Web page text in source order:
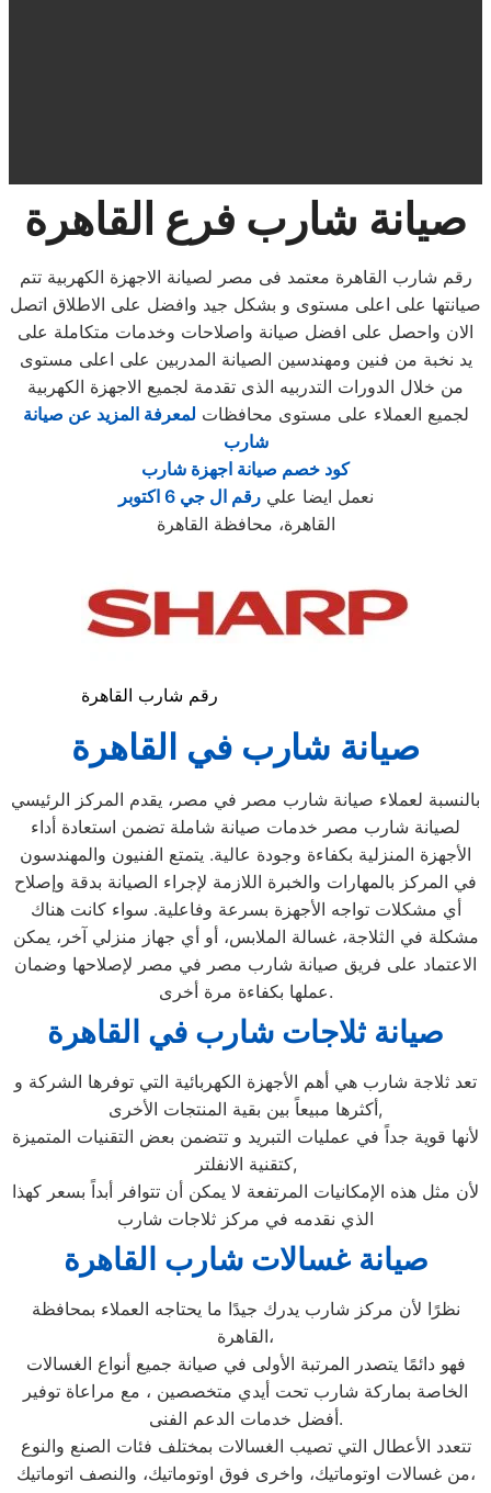
صيانة شارب فرع القاهرة
رقم شارب القاهرة معتمد فى مصر لصيانة الاجهزة الكهربية تتم
صيانتها على اعلى مستوى و بشكل جيد وافضل على الاطلاق اتصل
الان واحصل على افضل صيانة واصلاحات وخدمات متكاملة على
يد نخبة من فنين ومهندسين الصيانة المدربين على اعلى مستوى
من خلال الدورات التدربيه الذى تقدمة لجميع الاجهزة الكهربية
لجميع العملاء على مستوى محافظات لمعرفة المزيد عن صيانة
شارب
كود خصم صيانة اجهزة شارب
نعمل ايضا عليرقم ال جي 6 اكتوبر
القاهرة، محافظة القاهرة
رقم شارب القاهرة
صيانة شارب في القاهرة
بالنسبة لعملاء صيانة شارب مصر في مصر، يقدم المركز الرئيسي
لصيانة شارب مصر خدمات صيانة شاملة تضمن استعادة أداء
الأجهزة المنزلية بكفاءة وجودة عالية. يتمتع الفنيون والمهندسون
في المركز بالمهارات والخبرة اللازمة لإجراء الصيانة بدقة وإصلاح
أي مشكلات تواجه الأجهزة بسرعة وفاعلية. سواء كانت هناك
مشكلة في الثلاجة، غسالة الملابس، أو أي جهاز منزلي آخر، يمكن
الاعتماد على فريق صيانة شارب مصر في مصر لإصلاحها وضمان
عملها بكفاءة مرة أخرى.
صيانة ثلاجات شارب في القاهرة
تعد ثلاجة شارب هي أهم الأجهزة الكهربائية التي توفرها الشركة و
أكثرها مبيعاً بين بقية المنتجات الأخرى,
لأنها قوية جداً في عمليات التبريد و تتضمن بعض التقنيات المتميزة
كتقنية الانفلتر,
لأن مثل هذه الإمكانيات المرتفعة لا يمكن أن تتوافر أبداً بسعر كهذا
الذي نقدمه في مركز ثلاجات شارب
صيانة غسالات شارب القاهرة
نظرًا لأن مركز شارب يدرك جيدًا ما يحتاجه العملاء بمحافظة
القاهرة،
فهو دائمًا يتصدر المرتبة الأولى في صيانة جميع أنواع الغسالات
الخاصة بماركة شارب تحت أيدي متخصصين ، مع مراعاة توفير
أفضل خدمات الدعم الفنى.
تتعدد الأعطال التي تصيب الغسالات بمختلف فئات الصنع والنوع
من غسالات اوتوماتيك، واخرى فوق اوتوماتيك، والنصف اتوماتيك،